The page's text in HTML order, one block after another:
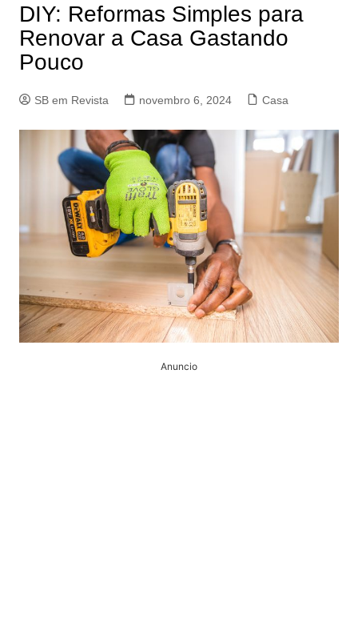
DIY: Reformas Simples para
Renovar a Casa Gastando
Pouco
SB em Revista novembro 6, 2024 Casa
Anuncio